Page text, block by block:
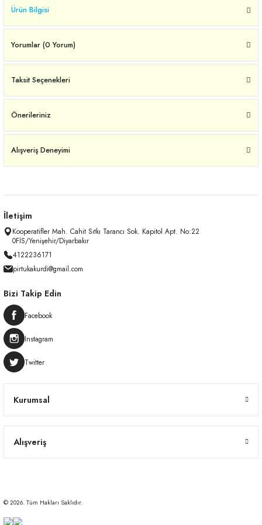
Ürün Bilgisi
Yorumlar (0 Yorum)
Taksit Seçenekleri
Önerileriniz
Alışveriş Deneyimi
İletişim
Kooperatifler Mah. Cahit Sıtkı Tarancı Sok. Kapitol Apt. No:22
0FİS/Yenişehir/Diyarbakır
4122236171
pirtukakurdi@gmail.com
Kurumsal
Alışveriş
Bizi Takip Edin
Facebook
Instagram
Twitter
© 2026. Tüm Hakları Saklıdır.